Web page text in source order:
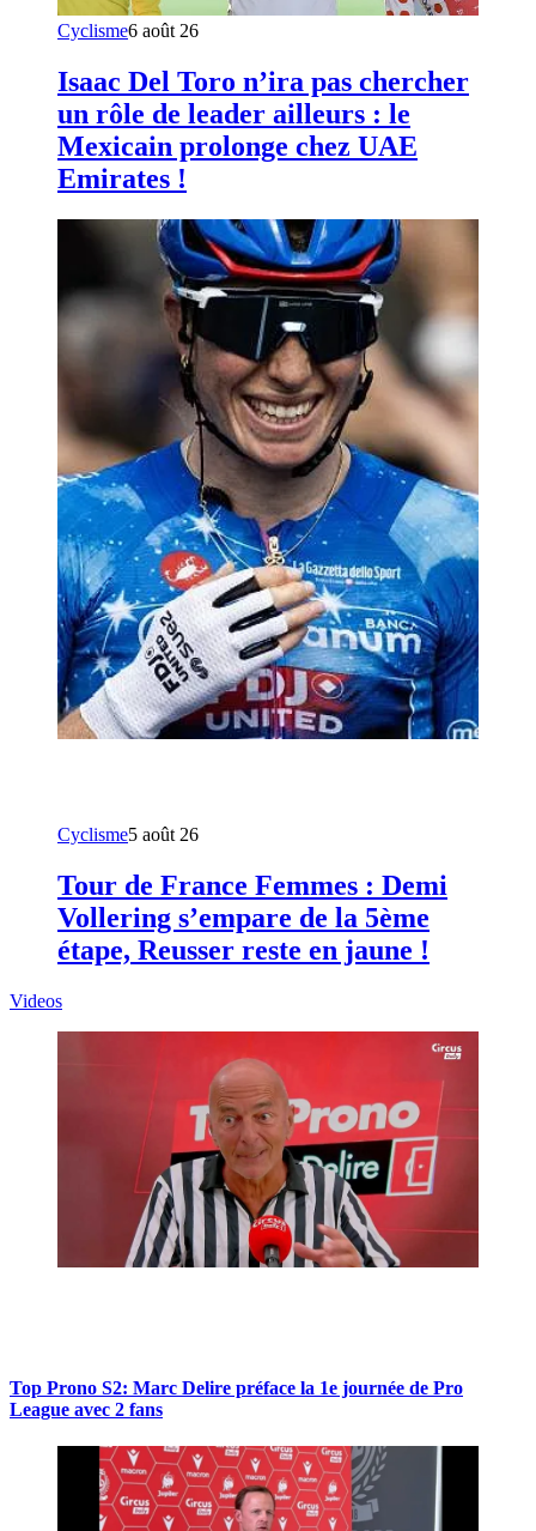
Cyclisme6 août 26
Isaac Del Toro n’ira pas chercher
un rôle de leader ailleurs : le
Mexicain prolonge chez UAE
Emirates !
Cyclisme5 août 26
Tour de France Femmes : Demi
Vollering s’empare de la 5ème
étape, Reusser reste en jaune !
Videos
Top Prono S2: Marc Delire préface la 1e journée de Pro
League avec 2 fans